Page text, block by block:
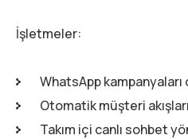
İşletmeler:
WhatsApp
Otomatik müşteri
Takım içi canlı sohbet